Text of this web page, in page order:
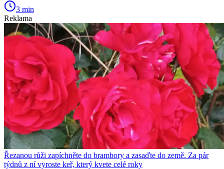
3 min
Reklama
Řezanou růži zapíchněte do brambory a zasaďte do země. Za pár
týdnů z ní vyroste keř, který kvete celé roky